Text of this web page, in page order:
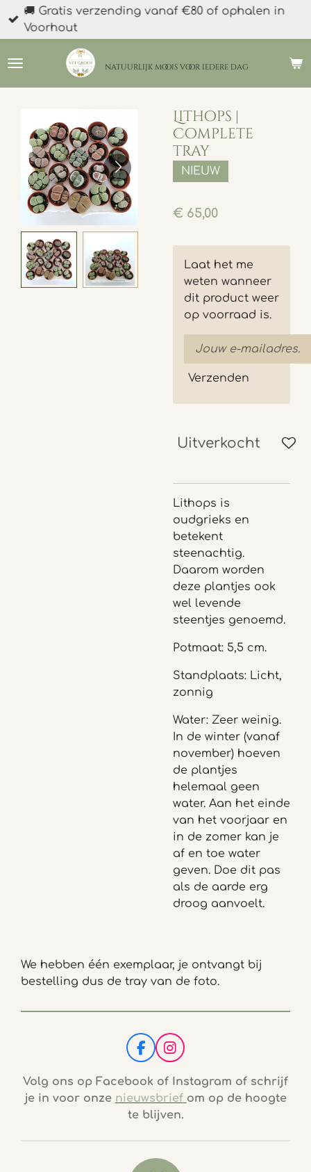
Ga
direct
de
natuurlijk moois voor iedere dag
🚚 Gratis verzending vanaf €80 of ophalen in
Voorhout
Lithops |
Complete
tray
NIEUW
€ 65,00
Laat het me
weten wanneer
dit product weer
op voorraad is.
Verzenden
Uitverkocht
Lithops is
oudgrieks en
betekent
steenachtig.
Daarom worden
deze plantjes ook
wel levende
steentjes genoemd.
Potmaat: 5,5 cm.
Standplaats: Licht,
zonnig
Water: Zeer weinig.
In de winter (vanaf
november) hoeven
de plantjes
helemaal geen
water. Aan het einde
van het voorjaar en
in de zomer kan je
af en toe water
geven. Doe dit pas
als de aarde erg
droog aanvoelt.
We hebben één exemplaar, je ontvangt bij
bestelling dus de tray van de foto.
F
a
c
b
o
k
I
n
s
t
a
g
a
Volg ons op Facebook of Instagram of schrijf
je in voor onze nieuwsbrief om op de hoogte
te blijven.